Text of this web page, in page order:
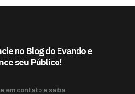
no Blog do Evando e
seu Público!
em contato e saiba